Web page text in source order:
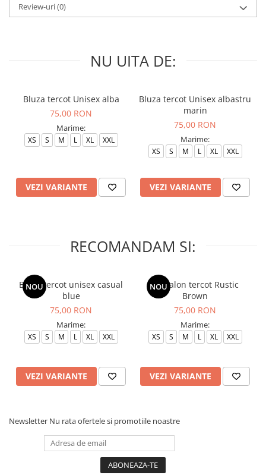
Review-uri(0)
NU UITA DE:
Bluza tercot Unisex alba
75,00 RON
Marime:
XS S M L XL XXL
VEZI VARIANTE
Bluza tercot Unisex albastru
marin
75,00 RON
Marime:
XS S M L XL XXL
VEZI VARIANTE
RECOMANDAM SI:
NOU
Bluza tercot unisex casual
blue
75,00 RON
Marime:
XS S M L XL XXL
VEZI VARIANTE
NOU
Pantalon tercot Rustic
Brown
75,00 RON
Marime:
XS S M L XL XXL
VEZI VARIANTE
Newsletter Nu rata ofertele si promotiile noastre